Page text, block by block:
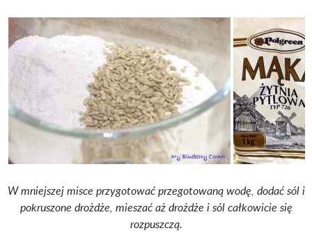
W mniejszej misce przygotować przegotowaną wodę, dodać sól i
pokruszone drożdże, mieszać aż drożdże i sól całkowicie się
rozpuszczą.